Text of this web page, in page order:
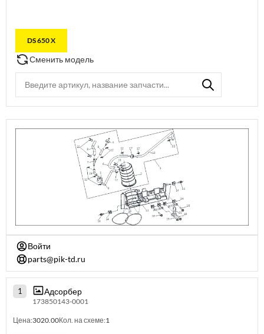
DS 650 X
Сменить модель
Войти
parts@pik-td.ru
1 Адсорбер
173850143-0001
Цена:3020.00Кол. на схеме:1